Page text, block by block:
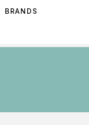
BRANDS